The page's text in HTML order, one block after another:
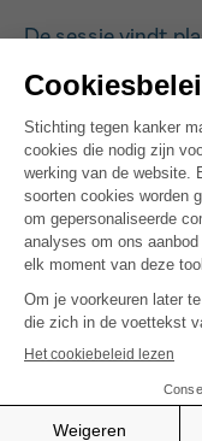
De sessie vindt
apparatuur die in
projectie van
kolom bubbels,
comfortabele en
We zouden
mogelijkheid
verschillende
tegemoet te
behoefte aan
actie vereist, in
een afspraak is